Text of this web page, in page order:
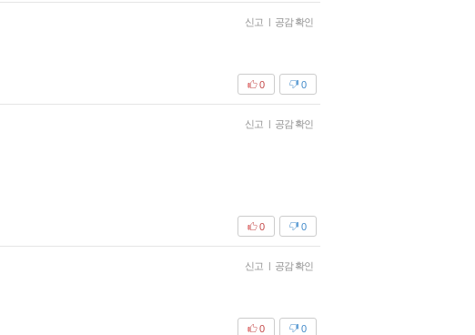
신고 | 공감 확인
0
0
신고 | 공감 확인
0
0
신고 | 공감 확인
0
0